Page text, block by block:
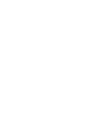
de
utilisateur a la
qu'on ne puisse